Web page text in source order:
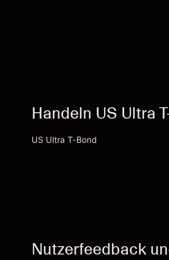
Handeln US Ultra
US Ultra T-Bond
Nutzerfeedback